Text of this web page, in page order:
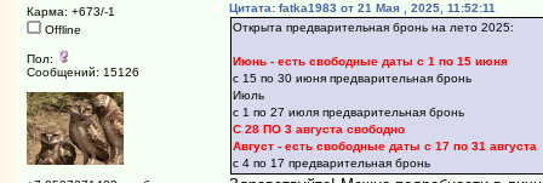
Карма: +673/-1
Offline
Пол:
Сообщений: 15126
Цитата: fatka1983 от 21 Мая , 2025, 11:52:11
Открыта предварительная бронь на лето 2025:
Июнь - есть свободные даты с 1 по 15 июня
с 15 по 30 июня предварительная бронь
Июль
с 1 по 27 июля предварительная бронь
С 28 ПО 3 августа свободно
Август - есть свободные даты с 17 по 31 августа
с 4 по 17 предварительная бронь